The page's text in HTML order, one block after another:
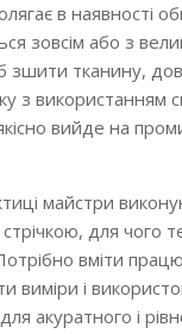
в наявності
зовсім або з
тканину,
з використанням
вийде на
майстри
для чого
вміти
виміри і
акуратного і